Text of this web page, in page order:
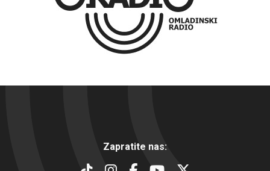
Zapratite nas: